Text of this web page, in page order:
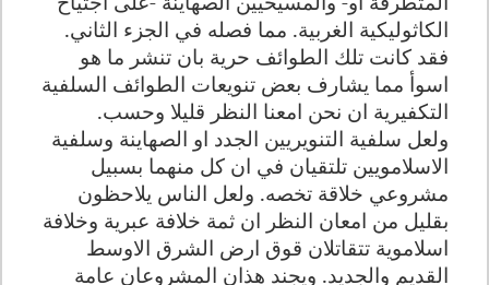
الكاثوليكية الغربية. مما فصله في الجزء الثاني.
فقد كانت تلك الطوائف حرية بان تنشر ما هو
اسوأ مما يشارف بعض تنويعات الطوائف السلفية
التكفيرية ان نحن امعنا النظر قليلا وحسب.
ولعل سلفية التنويريين الجدد او الصهاينة وسلفية
الاسلامويين تلتقيان في ان كل منهما بسبيل
مشروعي خلاقة تخصه. ولعل الناس يلاحظون
بقليل من امعان النظر ان ثمة خلافة عبرية وخلافة
اسلاموية تتقاتلان قوق ارض الشرق الاوسط
القديم والجديد. ويجند هذان المشروعان عامة